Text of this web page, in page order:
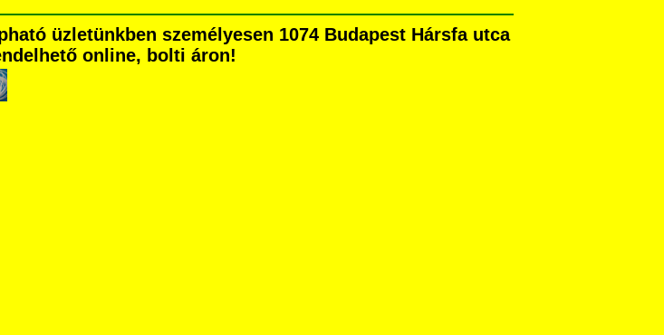
üzletünkben személyesen 1074 Budapest Hársfa utca
online, bolti áron!